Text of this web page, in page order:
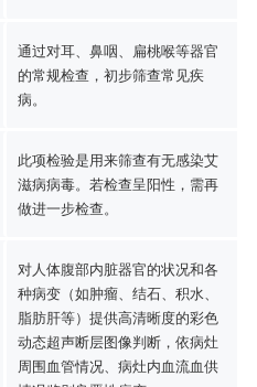
通过对耳、鼻咽、扁桃喉等器官
的常规检查，初步筛查常见疾
病。
此项检验是用来筛查有无感染艾
滋病病毒。若检查呈阳性，需再
做进一步检查。
对人体腹部内脏器官的状况和各
种病变（如肿瘤、结石、积水、
脂肪肝等）提供高清晰度的彩色
动态超声断层图像判断，依病灶
周围血管情况、病灶内血流血供